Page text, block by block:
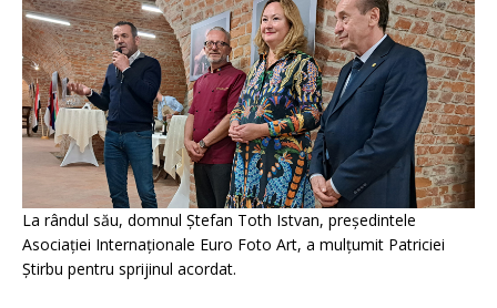
La rândul său, domnul Ștefan Toth Istvan, președintele
Asociației Internaționale Euro Foto Art, a mulțumit Patriciei
Știrbu pentru sprijinul acordat.